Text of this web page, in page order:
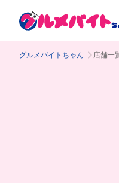
グルメバイトちゃん 店舗一